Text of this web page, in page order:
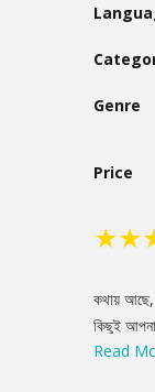
Genre
Price
★★
কথায় আছে,
কিছুই
থাকার
Read